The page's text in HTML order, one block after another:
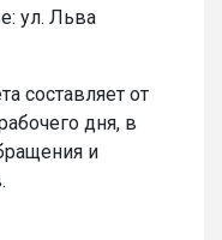
ул. Льва
составляет от
дня, в
и